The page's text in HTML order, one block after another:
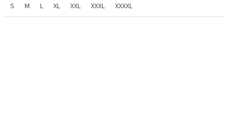
S
M L XL XXL XXXL XXXXL